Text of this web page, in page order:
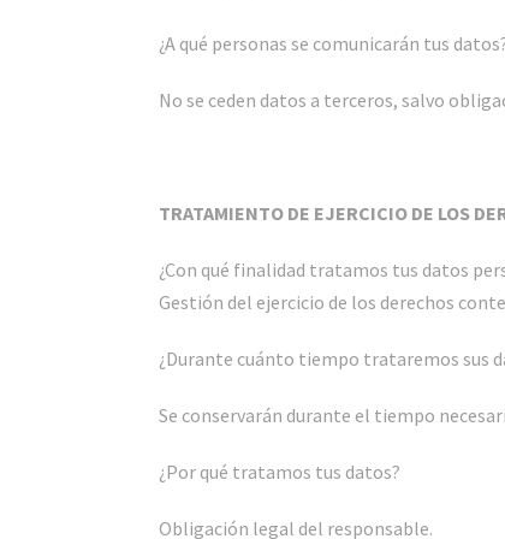
¿A qué personas se comunicarán tus
No se ceden datos a terceros, salvo
TRATAMIENTO DE EJERCICIO DE LOS
¿Con qué finalidad tratamos tus datos
Gestión del ejercicio de los derechos
¿Durante cuánto tiempo trataremos sus
Se conservarán durante el tiempo
¿Por qué tratamos tus datos?
Obligación legal del responsable.